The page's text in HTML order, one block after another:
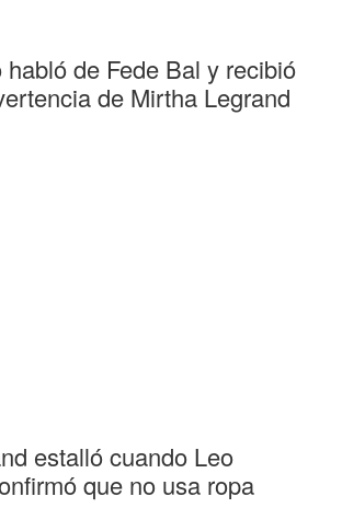
de Fede Bal y recibió
de Mirtha Legrand
estalló cuando Leo
que no usa ropa